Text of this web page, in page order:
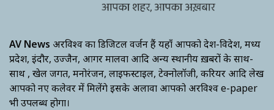
AV News अक्षरविश्व का डिजिटल वर्जन हैं यहाँ आपको देश-विदेश, मध्य
प्रदेश, इंदौर, उज्जैन, आगर मालवा आदि अन्य स्थानीय ख़बरों के साथ-
साथ , खेल जगत, मनोरंजन, लाइफस्टाइल, टेक्नोलॉजी, करियर आदि लेख
आपको नए कलेवर में मिलेंगे इसके अलावा आपको अक्षरविश्व e-paper
भी उपलब्ध होगा।